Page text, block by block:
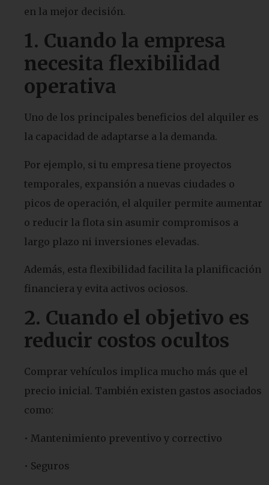
en la mejor decisión.
1. Cuando la empresa
necesita flexibilidad
operativa
Uno de los principales beneficios del alquiler es
la capacidad de adaptarse a la demanda.
Por ejemplo, si tu empresa tiene proyectos
temporales, expansión a nuevas ciudades o
picos de operación, el alquiler permite aumentar
o reducir la flota sin asumir compromisos a
largo plazo ni inversiones elevadas.
Además, esta flexibilidad facilita la planificación
financiera y evita activos ociosos.
2. Cuando el objetivo es
reducir costos ocultos
Comprar vehículos implica mucho más que el
precio inicial. También existen gastos asociados
como:
• Mantenimiento preventivo y correctivo
• Seguros